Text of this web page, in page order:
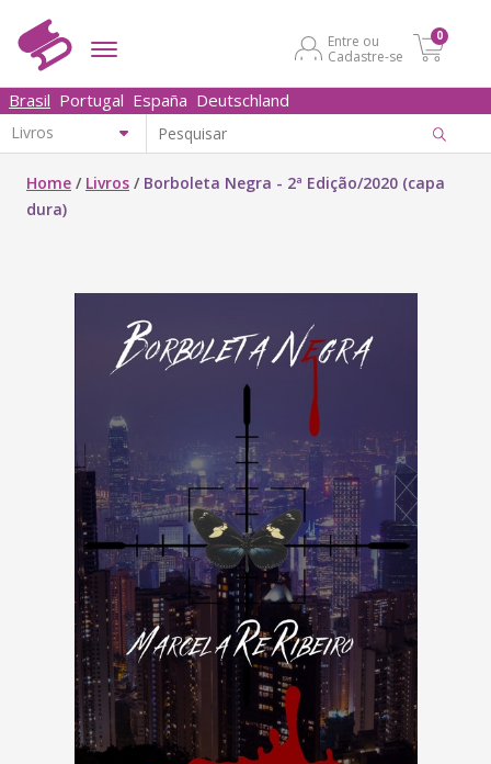
Entre ou
Cadastre-se
0
Brasil Portugal España Deutschland
Home / Livros / Borboleta Negra - 2ª Edição/2020 (capa
dura)